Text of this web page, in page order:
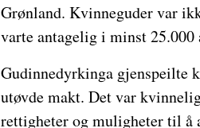
Grønland. Kvinneguder var
varte antagelig i minst 25.000
Gudinnedyrkinga gjenspeilte
utøvde makt. Det var
rettigheter og muligheter til å